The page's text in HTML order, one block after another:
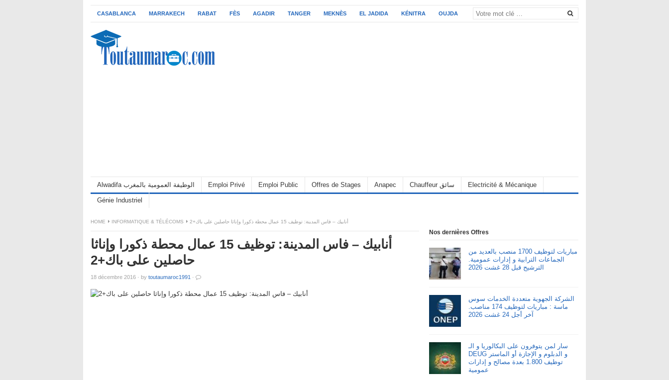
CASABLANCA MARRAKECH RABAT FÈS AGADIR TANGER MEKNÈS EL JADIDA KÉNITRA OUJDA
Alwadifa الوظيفة العمومية بالمغرب Emploi Privé Emploi Public Offres de Stages Anapec Chauffeur سائق Electricité & Mécanique
Génie Industriel
HOME INFORMATIQUE & TÉLÉCOMS أنابيك – فاس المدينة: توظيف 15 عمال محطة ذكورا وإناثا حاصلين على باك+2
أنابيك – فاس المدينة: توظيف 15 عمال محطة ذكورا وإناثا
حاصلين على باك+2
18 décembre 2016 · by toutaumaroc1991 ·
Nos dernières Offres
مباريات لتوظيف 1700 منصب بالعديد من
الجماعات الترابية و إدارات عمومية.
الترشيح قبل 28 غشت 2026
الشركة الجهوية متعددة الخدمات سوس
ماسة : مباريات لتوظيف 174 مناصب.
آخر أجل 24 غشت 2026
سار لمن يتوفرون على البكالوريا و الـ
DEUG و الدبلوم و الإجازة أو الماستر
توظيف 1.800 بعدة مصالح و إدارات
عمومية